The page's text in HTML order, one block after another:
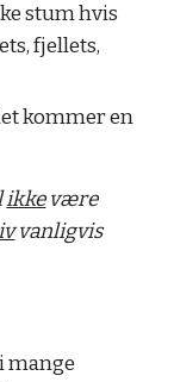
stum hvis
fjellets,
kommer en
ikkevære
vanligvis
mange